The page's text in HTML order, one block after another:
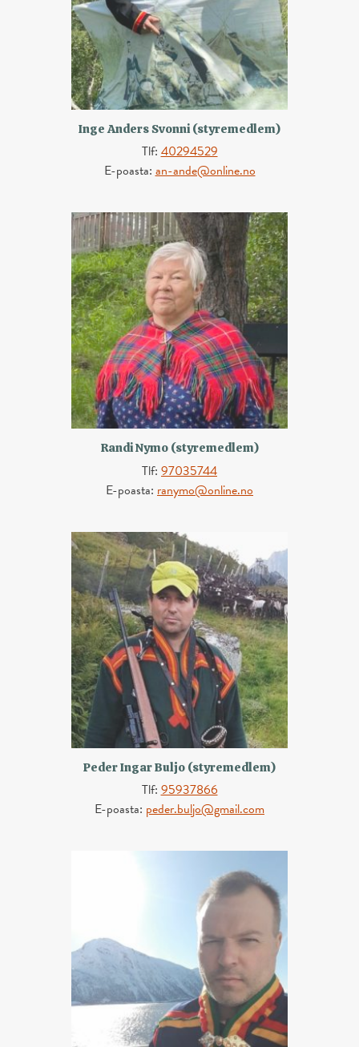
Inge Anders Svonni (styremedlem)
Tlf:40294529
E-poasta:an-ande@online.no
Randi Nymo (styremedlem)
Tlf: 97035744
E-poasta: ranymo@online.no
Peder Ingar Buljo (styremedlem)
Tlf:95937866
E-poasta: peder.buljo@gmail.com